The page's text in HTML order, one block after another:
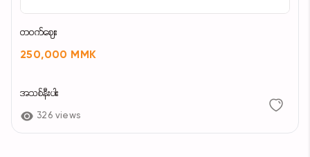
တဝက်ဈေး
250,000 MMK
အသစ်နီးပါး
326 views